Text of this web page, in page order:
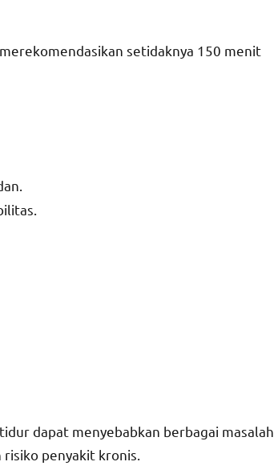
setidaknya 150 menit
dapat menyebabkan berbagai masalah
penyakit kronis.